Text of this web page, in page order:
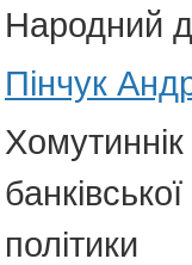
Народний
Пінчук
політики